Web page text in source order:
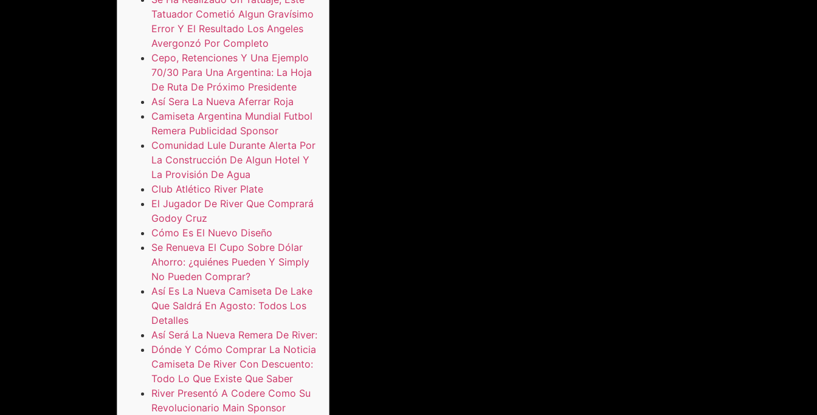
Tatuador Cometió Algun Gravísimo
Error Y El Resultado Los Angeles
Avergonzó Por Completo
Cepo, Retenciones Y Una Ejemplo
70/30 Para Una Argentina: La Hoja
De Ruta De Próximo Presidente
Así Sera La Nueva Aferrar Roja
Camiseta Argentina Mundial Futbol
Remera Publicidad Sponsor
Comunidad Lule Durante Alerta Por
La Construcción De Algun Hotel Y
La Provisión De Agua
Club Atlético River Plate
El Jugador De River Que Comprará
Godoy Cruz
Cómo Es El Nuevo Diseño
Se Renueva El Cupo Sobre Dólar
Ahorro: ¿quiénes Pueden Y Simply
No Pueden Comprar?
Así Es La Nueva Camiseta De Lake
Que Saldrá En Agosto: Todos Los
Detalles
Así Será La Nueva Remera De River:
Dónde Y Cómo Comprar La Noticia
Camiseta De River Con Descuento:
Todo Lo Que Existe Que Saber
River Presentó A Codere Como Su
Revolucionario Main Sponsor